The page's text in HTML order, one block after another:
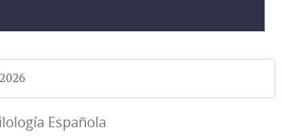
Española